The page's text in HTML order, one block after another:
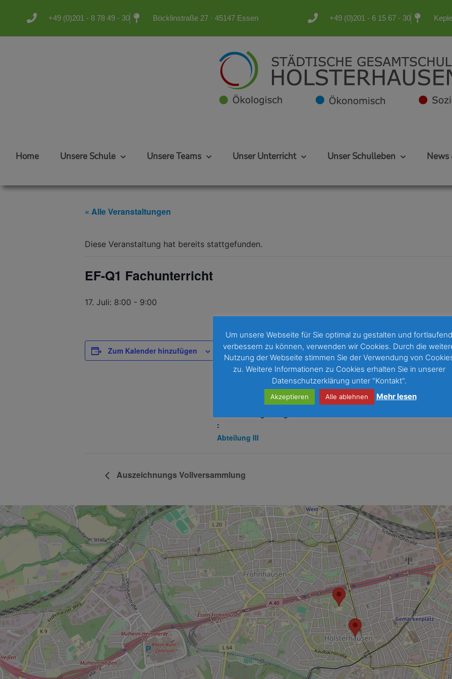
+49 (0)201 - 8 78 49 - 30 Böcklinstraße 27 · 45147 Essen +49 (0)201 - 6 15 67 - 30
Home Unsere Schule Unsere Teams Unser Unterricht Unser Schulleben News
« Alle Veranstaltungen
Diese Veranstaltung hat bereits stattgefunden.
EF-Q1 Fachunterricht
17. Juli: 8:00 - 9:00
Zum Kalender hinzufügen
DETAILS
Datum:
17. Juli
:
Abteilung III
Auszeichnungs Vollversammlung
Um unsere Webseite für Sie optimal zu gestalten und fortlaufend
verbessern zu können, verwenden wir Cookies. Durch die
Nutzung der Webseite stimmen Sie der Verwendung von
zu. Weitere Informationen zu Cookies erhalten Sie in unserer
Datenschutzerklärung unter "Kontakt".
Akzeptieren Alle ablehnen Mehr lesen